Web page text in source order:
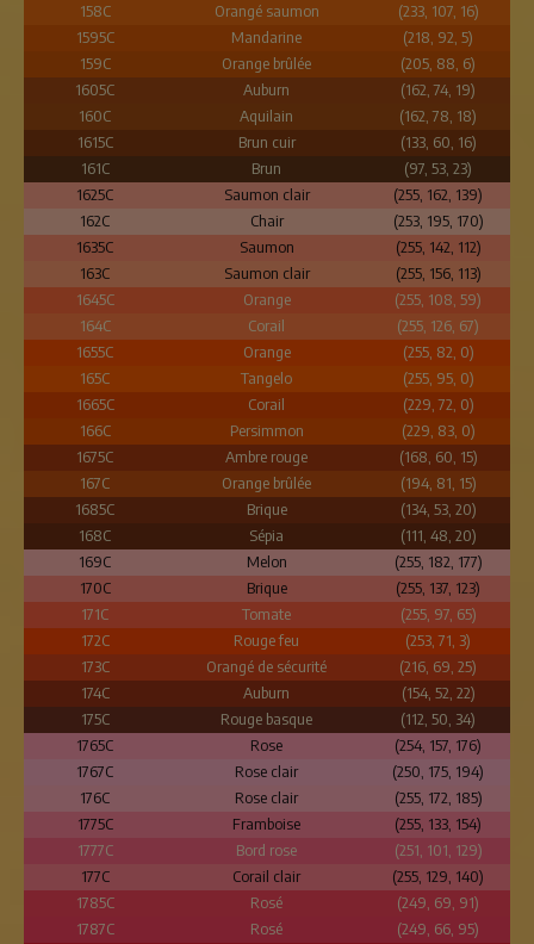
158C
Orangé saumon
(233, 107, 16)
1595C
Mandarine
(218, 92, 5)
159C
Orange brûlée
(205, 88, 6)
1605C
Auburn
(162, 74, 19)
160C
Aquilain
(162, 78, 18)
1615C
Brun cuir
(133, 60, 16)
161C
Brun
(97, 53, 23)
1625C
Saumon clair
(255, 162, 139)
162C
Chair
(253, 195, 170)
1635C
Saumon
(255, 142, 112)
163C
Saumon clair
(255, 156, 113)
1645C
Orange
(255, 108, 59)
164C
Corail
(255, 126, 67)
1655C
Orange
(255, 82, 0)
165C
Tangelo
(255, 95, 0)
1665C
Corail
(229, 72, 0)
166C
Persimmon
(229, 83, 0)
1675C
Ambre rouge
(168, 60, 15)
167C
Orange brûlée
(194, 81, 15)
1685C
Brique
(134, 53, 20)
168C
Sépia
(111, 48, 20)
169C
Melon
(255, 182, 177)
170C
Brique
(255, 137, 123)
171C
Tomate
(255, 97, 65)
172C
Rouge feu
(253, 71, 3)
173C
Orangé de sécurité
(216, 69, 25)
174C
Auburn
(154, 52, 22)
175C
Rouge basque
(112, 50, 34)
1765C
Rose
(254, 157, 176)
1767C
Rose clair
(250, 175, 194)
176C
Rose clair
(255, 172, 185)
1775C
Framboise
(255, 133, 154)
1777C
Bord rose
(251, 101, 129)
177C
Corail clair
(255, 129, 140)
1785C
Rosé
(249, 69, 91)
1787C
Rosé
(249, 66, 95)